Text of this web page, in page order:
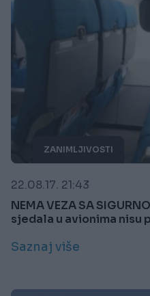
ZANIMLJIVOSTI
22.08.17. 21:43
NEMA VEZA SA
sjedala u avionima nisu
Saznaj više